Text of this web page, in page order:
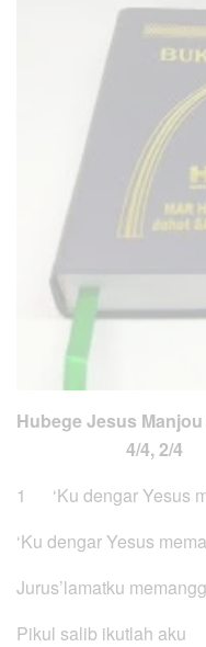
Hubege Jesus
4/4, 2/4
1 ‘Ku dengar Yesus
‘Ku dengar Yesus
Jurus’lamatku
Pikul salib ikutlah aku